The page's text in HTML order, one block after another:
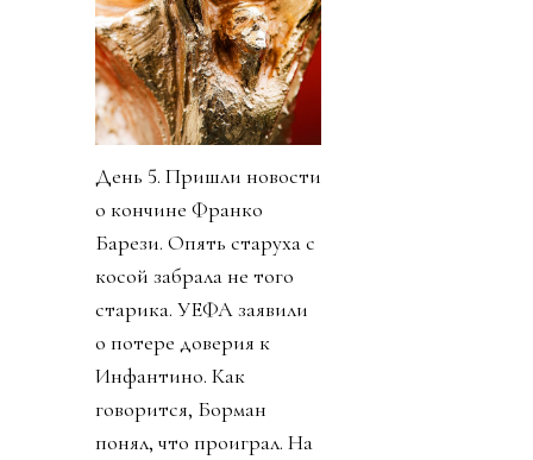
День 5. Пришли новости
о кончине Франко
Барези. Опять старуха с
косой забрала не того
старика. УЕФА заявили
о потере доверия к
Инфантино. Как
говорится, Борман
понял, что проиграл. На